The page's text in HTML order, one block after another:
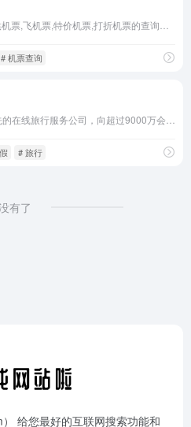
# 机票查询
# 旅行
有了
给您最好的互联网搜索功能和